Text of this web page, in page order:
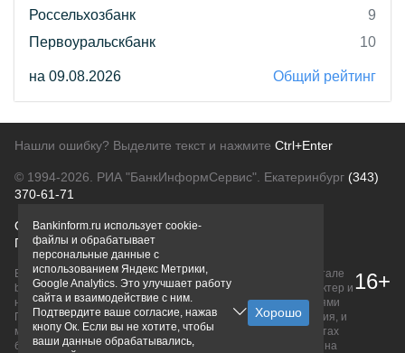
Россельхозбанк
9
Первоуральскбанк
10
на 09.08.2026 Общий рейтинг
Нашли ошибку? Выделите текст и нажмите Ctrl+Enter
© 1994-2026. РИА "БанкИнформСервис". Екатеринбург (343)
370-61-71
О проектеПолитика конфиденциальности
Правовая информацияДля рекламодателей
Вся информация о продуктах банков, размещенная на портале
bankinform.ru, носит исключительно ознакомительный характер и
не является публичной офертой, определяемой положениями
ГК РФ. Информация не содержит точного и полного описания, и
может быть изменена. Конечные условия уточняйте на сайтах
банков или при личном обращении. Исключительное право на
16+
Bankinform.ru использует cookie-
файлы и обрабатывает
персональные данные с
использованием Яндекс Метрики,
Google Analytics. Это улучшает работу
сайта и взаимодействие с ним.
Подтвердите ваше согласие, нажав
кнопу Ок. Если вы не хотите, чтобы
ваши данные обрабатывались,